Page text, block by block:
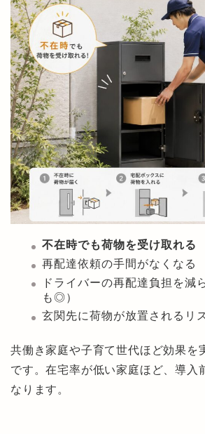
不在時でも荷物を受け取れる
再配達依頼の手間がなくなる
ドライバーの再配達負担を減
も◎）
玄関先に荷物が放置されるリ
共働き家庭や子育て世代ほど効果を
です。在宅率が低い家庭ほど、導入
なります。